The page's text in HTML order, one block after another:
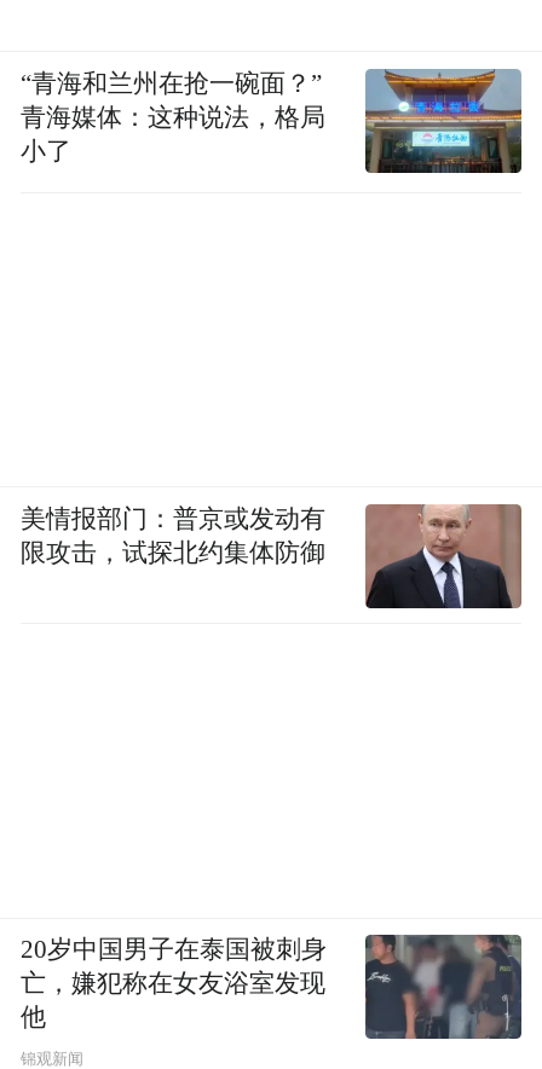
“青海和兰州在抢一碗面？”
青海媒体：这种说法，格局
小了
美情报部门：普京或发动有
限攻击，试探北约集体防御
20岁中国男子在泰国被刺身
亡，嫌犯称在女友浴室发现
他
锦观新闻